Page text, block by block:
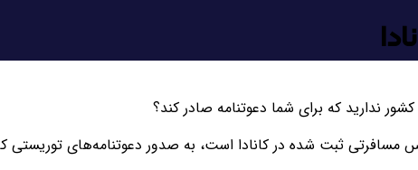
ندارید که برای شما دعوتنامه صادر کند؟